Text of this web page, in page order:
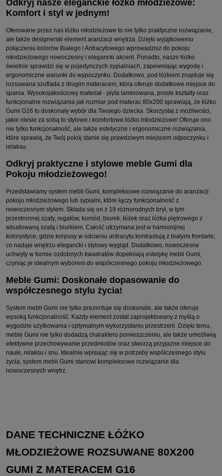
Odkryj nasze eleganckie łóżko młodzieżowe:
Komfort i styl w jednym!
Oferowane przez nas łóżko młodzieżowe to nie tylko praktyczne rozwiązanie,
ale także designerski element aranżacji wnętrza. Dzięki wyjątkowemu
połączeniu kolorów Białego i Antracytowego wprowadzisz do pokoju
młodzieżowego nowoczesny i elegancki akcent. Ponadto, nasze łóżko
świetnie sprawdzi się w pojedynczych sypialniach, zapewniając wygodę i
ergonomiczne warunki do wypoczynku. Dodatkowo, pod łóżkiem znajduje się
rozsuwana szuflada z drugim materacem, która oferuje dodatkowe miejsce do
spania. Wysokojakościowy materiał - płyta laminowana, proste kształty oraz
funkcjonalne rozwiązania jak rozmiar pod materac 80x200 sprawiają, że łóżko
Gumi G16 to doskonały wybór dla Twojego dziecka. Skorzystaj z możliwości,
jakie niesie za sobą to stylowe i komfortowe łóżko młodzieżowe! Oferuje ono
nie tylko funkcjonalność, ale także estetyczne i ergonomiczne rozwiązania,
które sprawią, że Twój pokój stanie się prawdziwym miejscem odpoczynku i
relaksu.
Odkryj praktyczne i stylowe meble Gumi dla
Pokoju młodzieżowego!
Przedstawiamy system mebli Gumi, kompleksowe rozwiązanie do aranżacji
pokoju młodzieżowego lub sypialni, które łączy funkcjonalność z
nowoczesnym stylem. Składa się on z 19 różnorodnych brył, w tym
przestronnej szafy, regałów, komód, biurek, łóżek oraz łóżka piętrowego z
wbudowaną szafą i biurkiem. Całość utrzymana jest w harmonijnej
kolorystyce, gdzie korpusy w odcieniu antracytu kontrastują z białymi frontami,
co nadaje wnętrzu elegancki i stylowy wygląd. Dodatkowo, nowoczesne
uchwyty w formie ozdobnych kwadratów dopełniają estetykę mebli Gumi,
czyniąc je idealnym wyborem do współczesnego pokoju młodzieżowego.
Meble Gumi: Doskonałe dopasowanie do
współczesnego stylu życia!
System mebli Gumi nie tylko prezentuje się doskonale, ale także oferuje
wysoką funkcjonalność. Każdy element został zaprojektowany z myślą o
wygodzie użytkowania i optymalnym wykorzystaniu przestrzeni. Dzięki temu,
meble Gumi nie tylko dodadzą charakteru pomieszczeniu, ale także umożliwią
efektywne przechowywanie przedmiotów oraz stworzą przyjazne miejsce do
nauki, relaksu i snu. Idealnie wpisując się w potrzeby współczesnego stylu
życia, system mebli Gumi stanowi kompleksowe rozwiązanie dla
nowoczesnych wnętrz.
DANE TECHNICZNE ŁÓŻKO
MŁODZIEŻOWE ROZSUWANE 80X200
GUMI Z MATERACEM G16